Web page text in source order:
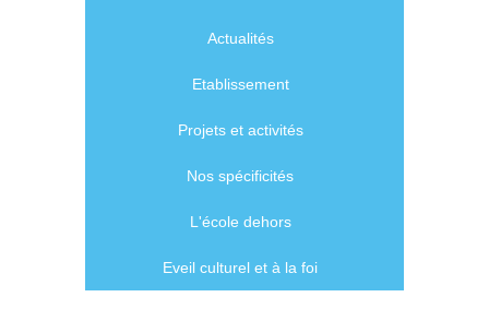
Actualités
Etablissement
Projets et activités
Nos spécificités
L'école dehors
Eveil culturel et à la foi